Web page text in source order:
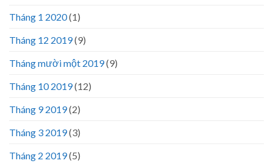
Tháng 1 2020(1)
Tháng 12 2019(9)
Tháng mười một 2019(9)
Tháng 10 2019(12)
Tháng 9 2019(2)
Tháng 3 2019(3)
Tháng 2 2019(5)